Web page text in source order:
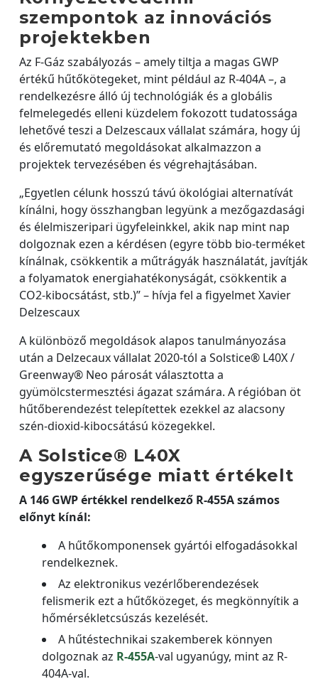
szempontok az innovációs
projektekben
Az F-Gáz szabályozás – amely tiltja a magas GWP
értékű hűtőkötegeket, mint például az R-404A –, a
rendelkezésre álló új technológiák és a globális
felmelegedés elleni küzdelem fokozott tudatossága
lehetővé teszi a Delzescaux vállalat számára, hogy új
és előremutató megoldásokat alkalmazzon a
projektek tervezésében és végrehajtásában.
„Egyetlen célunk hosszú távú ökológiai alternatívát
kínálni, hogy összhangban legyünk a mezőgazdasági
és élelmiszeripari ügyfeleinkkel, akik nap mint nap
dolgoznak ezen a kérdésen (egyre több bio-terméket
kínálnak, csökkentik a műtrágyák használatát, javítják
a folyamatok energiahatékonyságát, csökkentik a
CO2-kibocsátást, stb.)” – hívja fel a figyelmet Xavier
Delzescaux
A különböző megoldások alapos tanulmányozása
után a Delzecaux vállalat 2020-tól a Solstice® L40X /
Greenway® Neo párosát választotta a
gyümölcstermesztési ágazat számára. A régióban öt
hűtőberendezést telepítettek ezekkel az alacsony
szén-dioxid-kibocsátású közegekkel.
A Solstice® L40X
egyszerűsége miatt értékelt
A 146 GWP értékkel rendelkező R-455A számos
előnyt kínál:
A hűtőkomponensek gyártói elfogadásokkal
rendelkeznek.
Az elektronikus vezérlőberendezések
felismerik ezt a hűtőközeget, és megkönnyítik a
hőmérsékletcsúszás kezelését.
A hűtéstechnikai szakemberek könnyen
dolgoznak az R-455A-val ugyanúgy, mint az R-
404A-val.